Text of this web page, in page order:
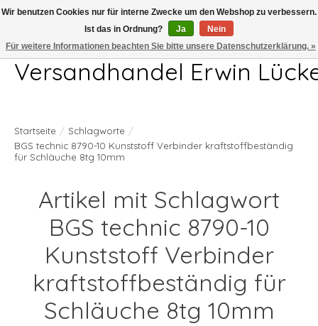
Telefon 04407 715872 MO-DO 7.00-17.00Uhr FR 7.00-13.00Uhr
Versandhandel Erwin
Startseite / Schlagworte /
BGS technic 8790-10 Kunststoff Verbinder kraftstoffbeständig
für Schläuche 8tg 10mm
Artikel mit Schlagwort
BGS technic 8790-10
Kunststoff Verbinder
kraftstoffbeständig für
Schläuche 8tg 10mm
Wir benutzen Cookies nur für interne Zwecke um den Webshop zu verbessern.
Ist das in Ordnung?
Ja
Nein
Für weitere Informationen beachten Sie bitte unsere Datenschutzerklärung. »